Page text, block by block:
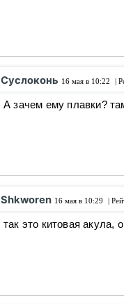
Суслоконь 16 мая в 10:22 |
А зачем ему плавки?
Shkworen 16 мая в 10:29 |
так это китовая акула,